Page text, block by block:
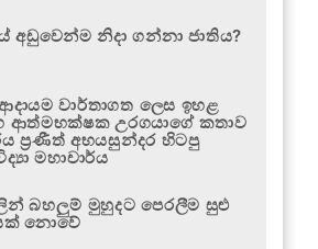
අඩුවෙන්ම නිදා ගන්නා ජාතිය?
වාර්තාගත ලෙස ඉහළ
ආත්මභක්ෂක උරගයාගේ කතාව
ප්‍රණීත් අභයසුන්දර හිටපු
මහාචාර්ය
බහලුම් මුහුදට පෙරලීම සුළු
නොවේ